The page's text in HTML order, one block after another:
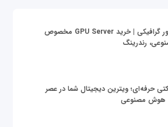
قیمت سرور گرافیکی | خرید GPU Server مخصوص
رندرینگ
حرفه‌ای؛ ویترین دیجیتال شما در عصر
هوش مصنوعی